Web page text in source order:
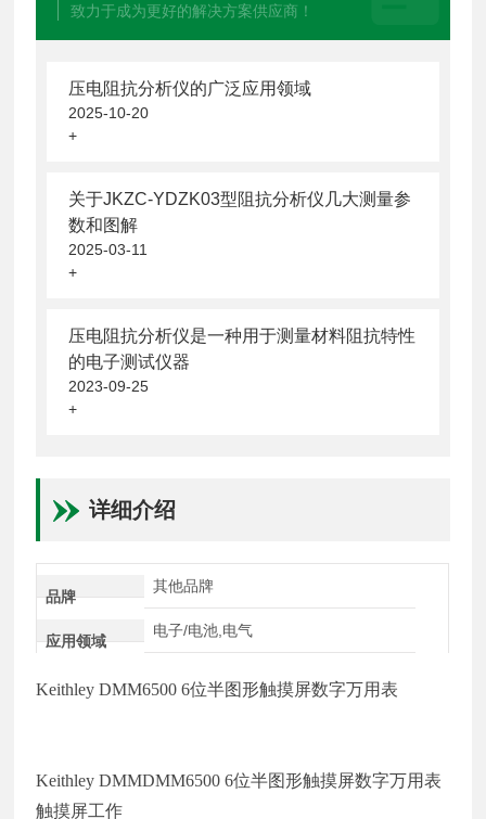
致力于成为更好的解决方案供应商！
压电阻抗分析仪的广泛应用领域
2025-10-20
+
关于JKZC-YDZK03型阻抗分析仪几大测量参
数和图解
2025-03-11
+
压电阻抗分析仪是一种用于测量材料阻抗特性
的电子测试仪器
2023-09-25
+
详细介绍
品牌
其他品牌
应用领域
电子/电池,电气
Keithley DMM6500 6位半图形触摸屏数字万用表
Keithley DMMDMM6500 6位半图形触摸屏数字万用表
触摸屏工作